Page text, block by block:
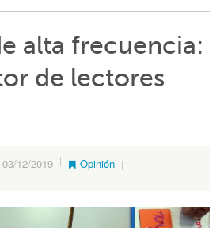
alta frecuencia:
de lectores
03/12/2019 Opinión